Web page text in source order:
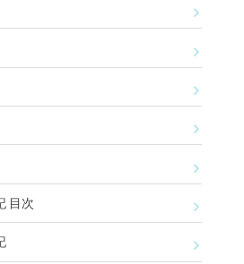
目次